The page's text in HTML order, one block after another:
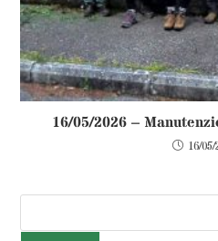
16/05/2026 –
16/